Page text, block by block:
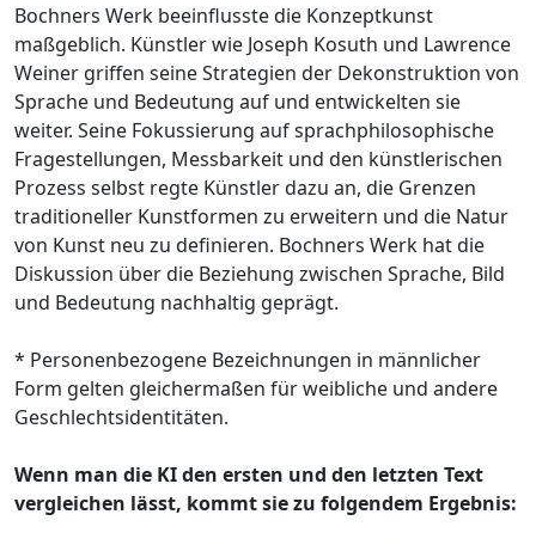
Bochners Werk beeinflusste die Konzeptkunst
maßgeblich. Künstler wie Joseph Kosuth und Lawrence
Weiner griffen seine Strategien der Dekonstruktion von
Sprache und Bedeutung auf und entwickelten sie
weiter. Seine Fokussierung auf sprachphilosophische
Fragestellungen, Messbarkeit und den künstlerischen
Prozess selbst regte Künstler dazu an, die Grenzen
traditioneller Kunstformen zu erweitern und die Natur
von Kunst neu zu definieren. Bochners Werk hat die
Diskussion über die Beziehung zwischen Sprache, Bild
und Bedeutung nachhaltig geprägt.
* Personenbezogene Bezeichnungen in männlicher
Form gelten gleichermaßen für weibliche und andere
Geschlechtsidentitäten.
Wenn man die KI den ersten und den letzten Text
vergleichen lässt, kommt sie zu folgendem Ergebnis: